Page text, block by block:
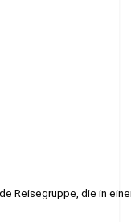
Reisegruppe, die in